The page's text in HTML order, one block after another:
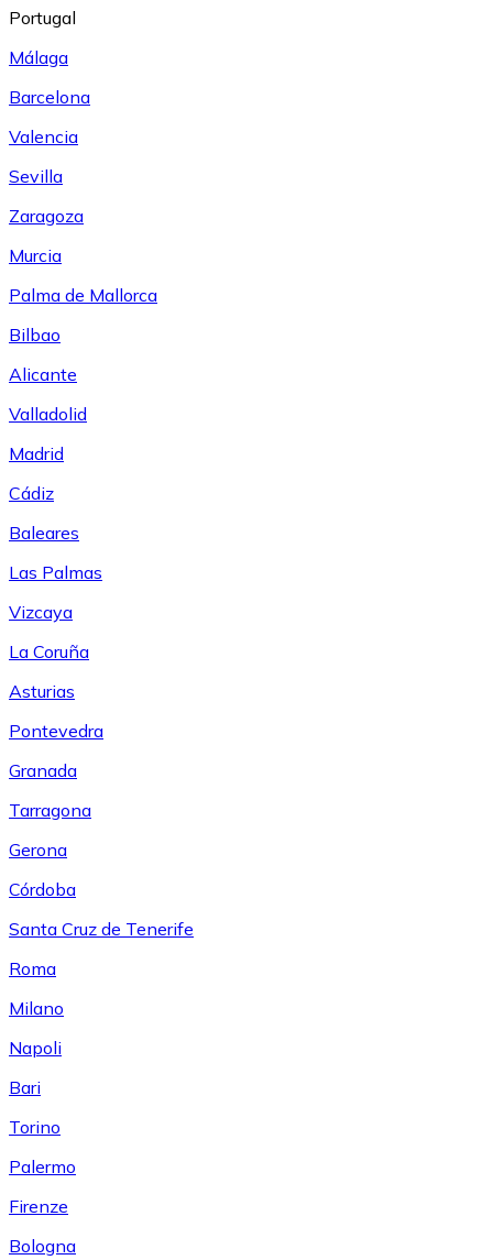
Portugal
Málaga
Barcelona
Valencia
Sevilla
Zaragoza
Murcia
Palma de Mallorca
Bilbao
Alicante
Valladolid
Madrid
Cádiz
Baleares
Las Palmas
Vizcaya
La Coruña
Asturias
Pontevedra
Granada
Tarragona
Gerona
Córdoba
Santa Cruz de Tenerife
Roma
Milano
Napoli
Bari
Torino
Palermo
Firenze
Bologna